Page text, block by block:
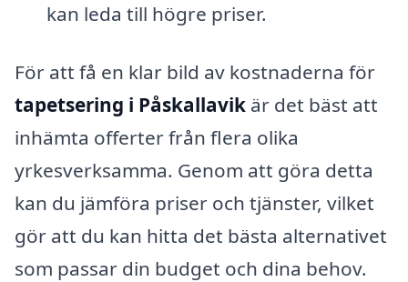
kan leda till högre priser.
För att få en klar bild av kostnaderna för
tapetsering i Påskallavik är det bäst att
inhämta offerter från flera olika
yrkesverksamma. Genom att göra detta
kan du jämföra priser och tjänster, vilket
gör att du kan hitta det bästa alternativet
som passar din budget och dina behov.